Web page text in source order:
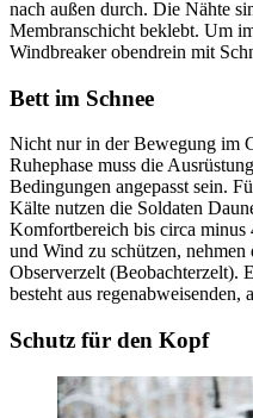
nach außen durch. Die Nähte
Membranschicht beklebt. Um
Windbreaker obendrein mit
Bett im Schnee
Nicht nur in der Bewegung im
Ruhephase muss die
Bedingungen angepasst sein.
Kälte nutzen die Soldaten
Komfortbereich bis circa minus
und Wind zu schützen, nehmen
Observerzelt (Beobachterzelt).
besteht aus
Schutz für den Kopf